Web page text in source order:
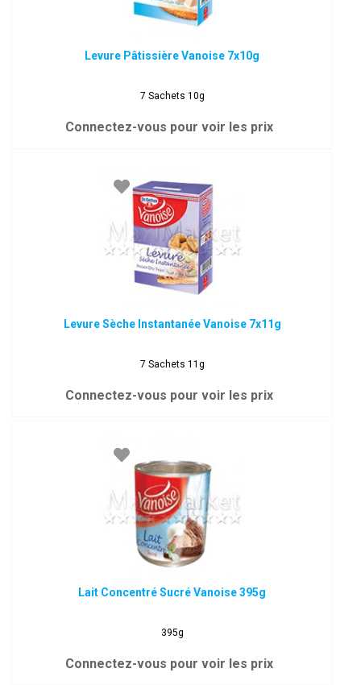
Levure Pâtissière Vanoise 7x10g
7 Sachets 10g
Connectez-vous pour voir les prix
Levure Sèche Instantanée Vanoise 7x11g
7 Sachets 11g
Connectez-vous pour voir les prix
Lait Concentré Sucré Vanoise 395g
395g
Connectez-vous pour voir les prix